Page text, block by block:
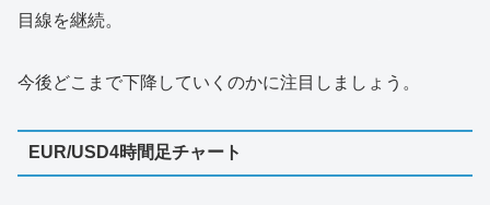
目線を継続。
今後どこまで下降していくのかに注目しましょう。
EUR/USD4時間足チャート